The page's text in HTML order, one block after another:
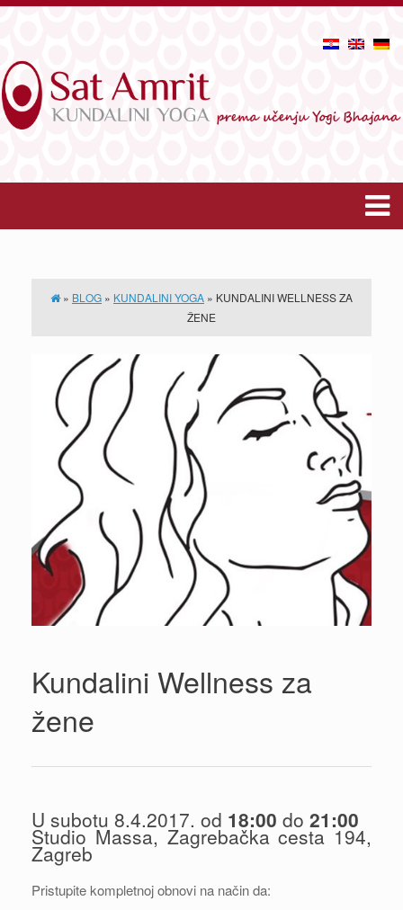
» BLOG » KUNDALINI YOGA » KUNDALINI WELLNESS ZA
ŽENE
Kundalini Wellness za
žene
U subotu 8.4.2017. od 18:00 do 21:00
Studio Massa, Zagrebačka cesta 194,
Zagreb
Pristupite kompletnoj obnovi na način da: